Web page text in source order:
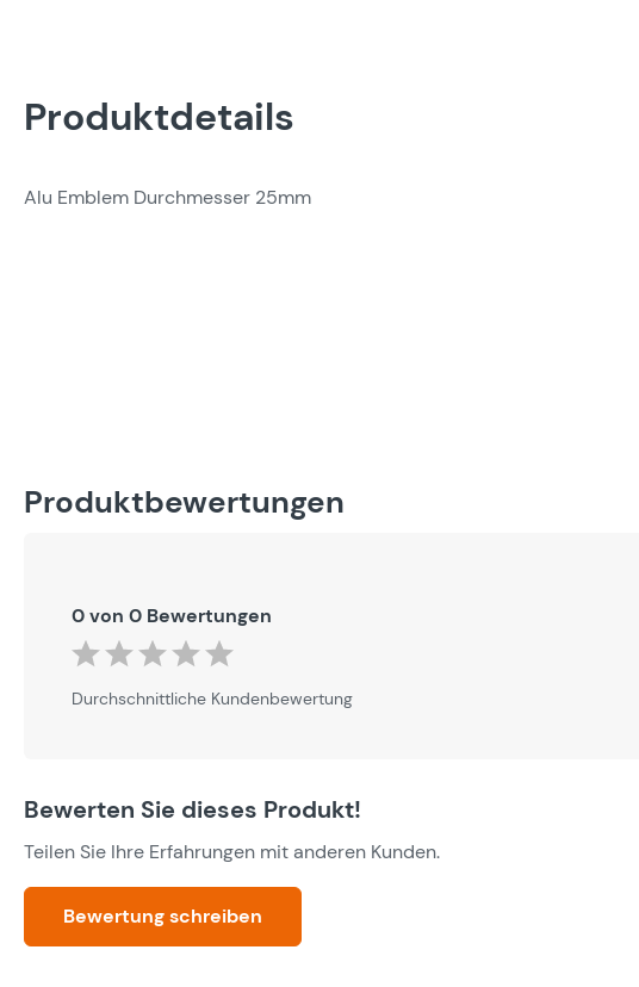
Produktdetails
Alu Emblem Durchmesser 25mm
Produktbewertungen
0 von 0 Bewertungen
Durchschnittliche Bewertung von 0 von 5 Sternen
Durchschnittliche Kundenbewertung
Bewerten Sie dieses Produkt!
Teilen Sie Ihre Erfahrungen mit anderen Kunden.
Bewertung schreiben